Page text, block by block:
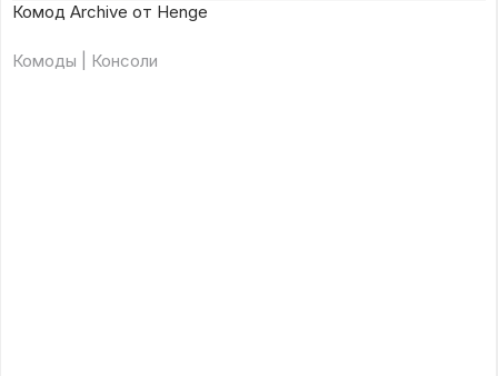
Комод Archive от Henge
Комоды | Консоли